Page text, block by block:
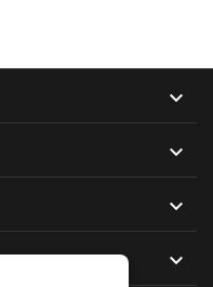



